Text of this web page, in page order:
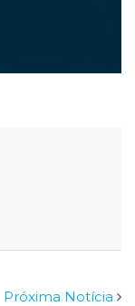
Próxima Notícia